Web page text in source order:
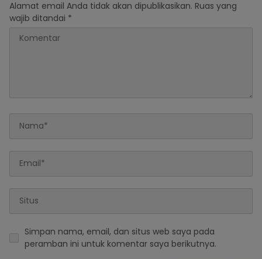
Alamat email Anda tidak akan dipublikasikan. Ruas yang
wajib ditandai *
Simpan nama, email, dan situs web saya pada
peramban ini untuk komentar saya berikutnya.